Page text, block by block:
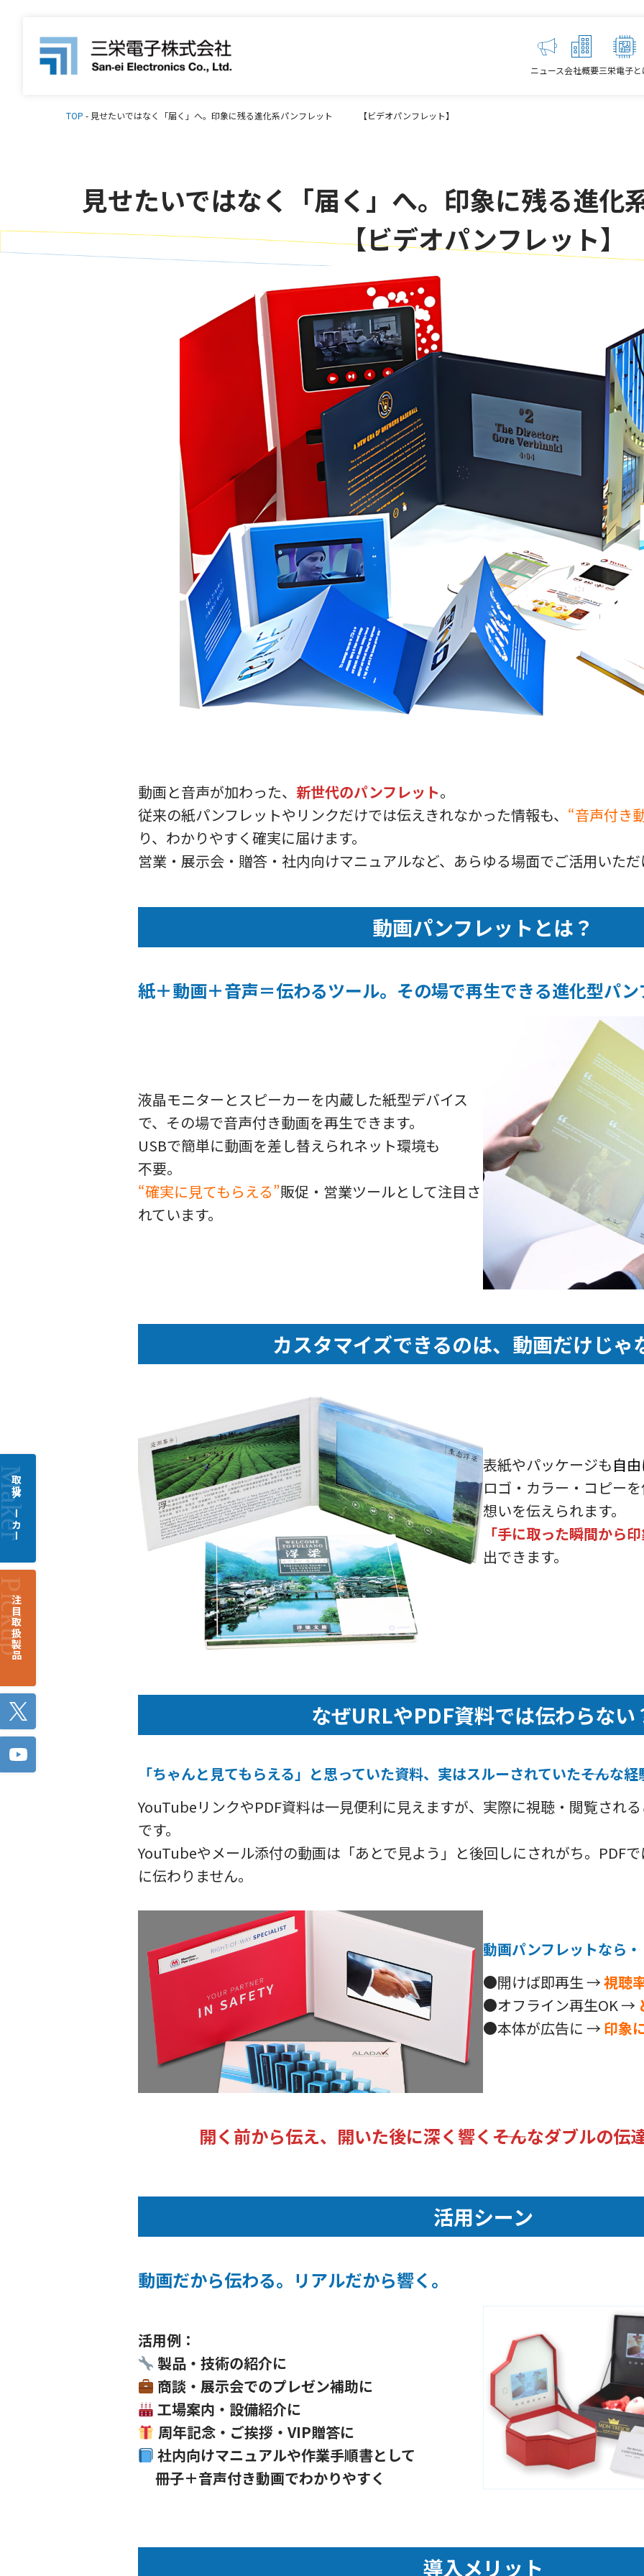
ニュース会社概要三栄電子と
TOP - 見せたいではなく「届く」へ。印象に残る進化系パンフレット 【ビデオパンフレット】
見せたいではなく「届く」へ。印象に残る
【ビデオパンフレット】
動画と音声が加わった、 新世代のパンフレット。
従来の紙パンフレットやリンクだけでは伝えきれなかった情報も、 “音声付き
り、わかりやすく確実に届けます。
営業・展示会・贈答・社内向けマニュアルなど、あらゆる場面でご活用いた
動画パンフレットとは？
紙＋動画＋音声＝伝わるツール。その場で再生できる進化型パ
液晶モニターとスピーカーを内蔵した紙型デバイス
で、その場で音声付き動画を再生できます。
USBで簡単に動画を差し替えられネット環境も
不要。
“確実に見てもらえる”販促・営業ツールとして注目さ
れています。
カスタマイズできるのは、動画だけじゃ
表紙やパッケージも自
ロゴ・カラー・コピー
想いを伝えられます。
「手に取った瞬間から
出できます。
なぜURLやPDF資料では伝わらない
「ちゃんと見てもらえる」と思っていた資料、実はスルーされていた――そんな
YouTubeリンクやPDF資料は一見便利に見えますが、実際に視聴・閲覧され
です。
YouTubeやメール添付の動画は「あとで見よう」と後回しにされがち。PDF
に伝わりません。
動画パンフレットなら
●開けば即再生 →視聴
●オフライン再生OK →
●本体が広告に → 印象
開く前から伝え、開いた後に深く響く――そんなダブルの伝
活用シーン
動画だから伝わる。リアルだから響く。
活用例：
製品・技術の紹介に
商談・展示会でのプレゼン補助に
工場案内・設備紹介に
周年記念・ご挨拶・VIP贈答に
社内向けマニュアルや作業手順書として
冊子＋音声付き動画でわかりやすく
導入メリット
取扱メーカー
注目取扱製品